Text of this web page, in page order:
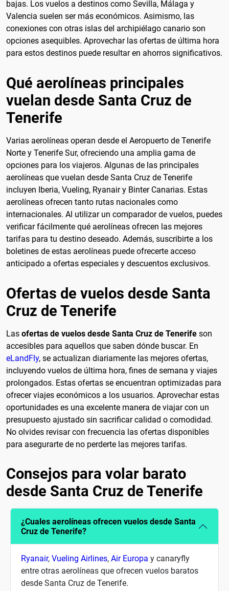
bajas. Los vuelos a destinos como Sevilla, Málaga y
Valencia suelen ser más económicos. Asimismo, las
conexiones con otras islas del archipiélago canario son
opciones asequibles. Aprovechar las ofertas de última hora
para estos destinos puede resultar en ahorros significativos.
Qué aerolíneas principales
vuelan desde Santa Cruz de
Tenerife
Varias aerolíneas operan desde el Aeropuerto de Tenerife
Norte y Tenerife Sur, ofreciendo una amplia gama de
opciones para los viajeros. Algunas de las principales
aerolíneas que vuelan desde Santa Cruz de Tenerife
incluyen Iberia, Vueling, Ryanair y Binter Canarias. Estas
aerolíneas ofrecen tanto rutas nacionales como
internacionales. Al utilizar un comparador de vuelos, puedes
verificar fácilmente qué aerolíneas ofrecen las mejores
tarifas para tu destino deseado. Además, suscribirte a los
boletines de estas aerolíneas puede ofrecerte acceso
anticipado a ofertas especiales y descuentos exclusivos.
Ofertas de vuelos desde Santa
Cruz de Tenerife
Las ofertas de vuelos desde Santa Cruz de Tenerife son
accesibles para aquellos que saben dónde buscar. En
eLandFly, se actualizan diariamente las mejores ofertas,
incluyendo vuelos de última hora, fines de semana y viajes
prolongados. Estas ofertas se encuentran optimizadas para
ofrecer viajes económicos a los usuarios. Aprovechar estas
oportunidades es una excelente manera de viajar con un
presupuesto ajustado sin sacrificar calidad o comodidad.
No olvides revisar con frecuencia las ofertas disponibles
para asegurarte de no perderte las mejores tarifas.
Consejos para volar barato
desde Santa Cruz de Tenerife
¿Cuales aerolíneas ofrecen vuelos desde Santa
Cruz de Tenerife?
Ryanair, Vueling Airlines, Air Europa y canaryfly
entre otras aerolíneas que ofrecen vuelos baratos
desde Santa Cruz de Tenerife.